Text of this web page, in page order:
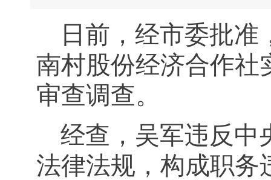
日前，经市委批
南村股份经济合作社
审查调查。
经查，吴军违反中
法律法规，构成职务